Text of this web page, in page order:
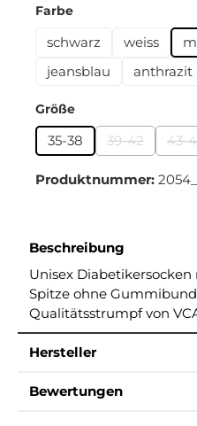
Farbeauswählen
schwarz weiss
jeansblau
anthrazit
Größeauswählen
35-38 39-42
(Diese
43-
Produktnummer:
Beschreibung
Unisex
Spitze ohne
Qualitätsstrumpf von
Hersteller
Bewertungen